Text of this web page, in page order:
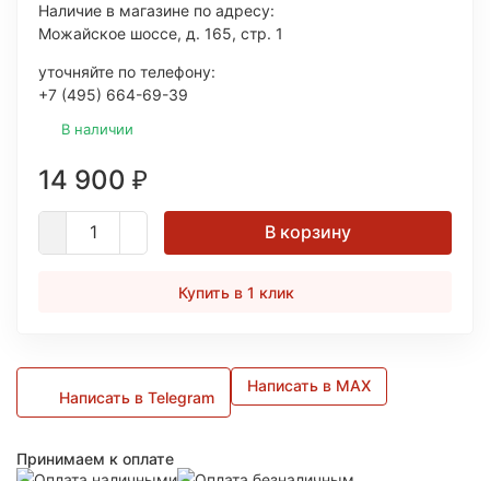
Наличие в магазине по адресу:
Можайское шоссе, д. 165, стр. 1
уточняйте по телефону:
+7 (495) 664-69-39
В наличии
14 900 ₽
В корзину
Купить в 1 клик
Написать в Telegram
Написать в MAX
Принимаем к оплате